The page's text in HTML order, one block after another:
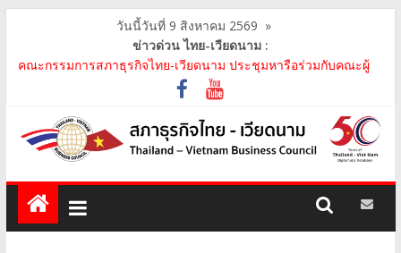
วันนี้วันที่ 9 สิงหาคม 2569 »
ข่าวด่วน ไทย-เวียดนาม :
คณะกรรมการสภาธุรกิจไทย-เวียดนาม ประชุมหารือร่วมกับคณะผู้
แทนภาครัฐเวียดนาม จากคณะกรรมการประชาชน กรุงฮ..
คณะกรรมการสภาธุรกิจไทย-เวียดนาม เข้าร่วมงานวันคล้ายวัน
สถาปนา บริษัท ห้องปฏิบัติการกลาง (ประเทศไทย) จ..
สภาธุรกิจไทย-เวียดนาม เข้าร่วมงานสัมมนา "Investment and
Trade Promotion of Thanh Hoa Province for Th..
คณะกรรมการสภาธุรกิจไทย-เวียดนามร่วมคณะนายกรัฐมนตรีเยือน
เวียดนาม อย่างเป็นทางการ เสริมสร้างความร่วมมื..
คณะกรรมการสภาธุรกิจไทย-เวียดนาม เข้าร่วมประชุมหารือคณะรัฐ